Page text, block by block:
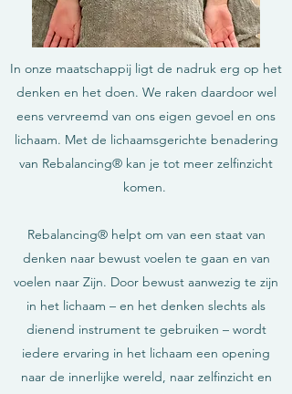
In onze maatschappij ligt de nadruk erg op het
denken en het doen. We raken daardoor wel
eens vervreemd van ons eigen gevoel en ons
lichaam. Met de lichaamsgerichte benadering
van Rebalancing® kan je tot meer zelfinzicht
komen.
Rebalancing® helpt om van een staat van
denken naar bewust voelen te gaan en van
voelen naar Zijn. Door bewust aanwezig te zijn
in het lichaam – en het denken slechts als
dienend instrument te gebruiken – wordt
iedere ervaring in het lichaam een opening
naar de innerlijke wereld, naar zelfinzicht en